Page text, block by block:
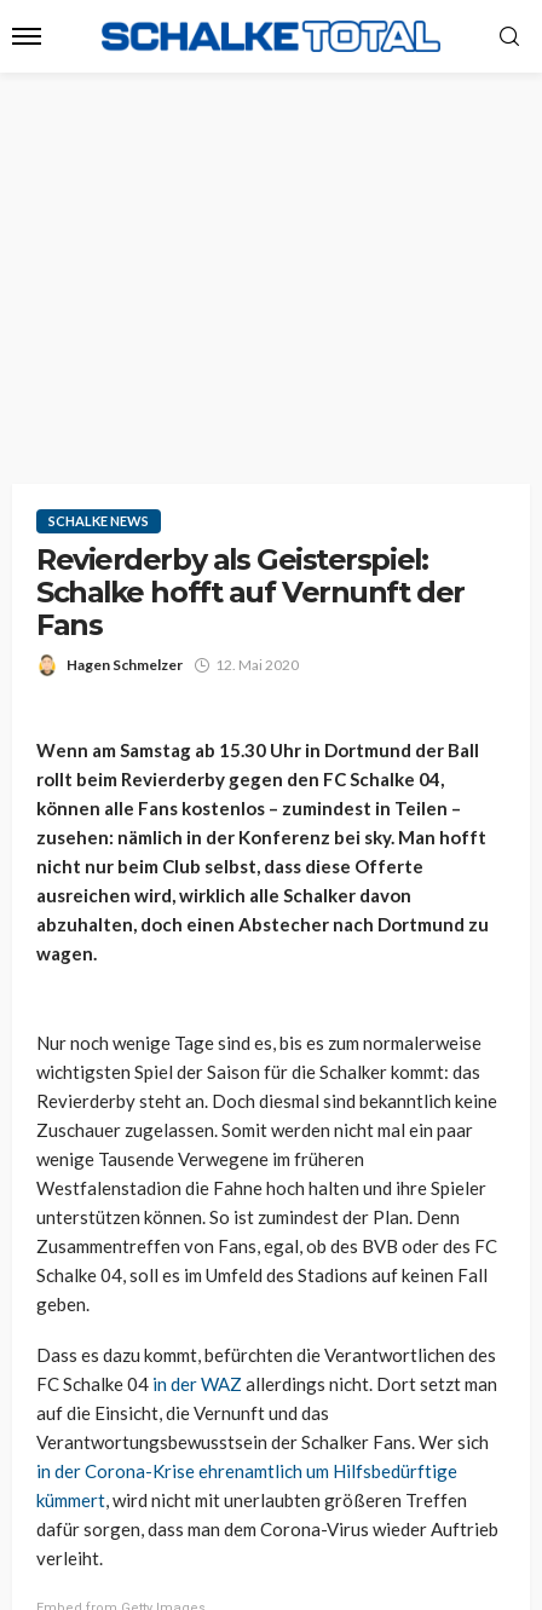
SCHALKE NEWS
Revierderby als Geisterspiel:
Schalke hofft auf Vernunft der
Fans
Hagen Schmelzer 12. Mai 2020
Wenn am Samstag ab 15.30 Uhr in Dortmund der Ball
rollt beim Revierderby gegen den FC Schalke 04,
können alle Fans kostenlos – zumindest in Teilen –
zusehen: nämlich in der Konferenz bei sky. Man hofft
nicht nur beim Club selbst, dass diese Offerte
ausreichen wird, wirklich alle Schalker davon
abzuhalten, doch einen Abstecher nach Dortmund zu
wagen.
Nur noch wenige Tage sind es, bis es zum normalerweise
wichtigsten Spiel der Saison für die Schalker kommt: das
Revierderby steht an. Doch diesmal sind bekanntlich keine
Zuschauer zugelassen. Somit werden nicht mal ein paar
wenige Tausende Verwegene im früheren
Westfalenstadion die Fahne hoch halten und ihre Spieler
unterstützen können. So ist zumindest der Plan. Denn
Zusammentreffen von Fans, egal, ob des BVB oder des FC
Schalke 04, soll es im Umfeld des Stadions auf keinen Fall
geben.
Dass es dazu kommt, befürchten die Verantwortlichen des
FC Schalke 04 in der WAZ allerdings nicht. Dort setzt man
auf die Einsicht, die Vernunft und das
Verantwortungsbewusstsein der Schalker Fans. Wer sich
in der Corona-Krise ehrenamtlich um Hilfsbedürftige
kümmert, wird nicht mit unerlaubten größeren Treffen
dafür sorgen, dass man dem Corona-Virus wieder Auftrieb
verleiht.